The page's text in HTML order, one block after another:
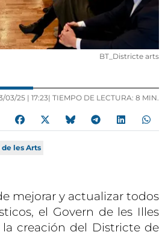
BT_Districte arts
03/25 | 17:23| TIEMPO DE LECTURA: 8 MIN.
les Arts
mejorar y actualizar todos
el Govern de les Illes
la creación del Districte de